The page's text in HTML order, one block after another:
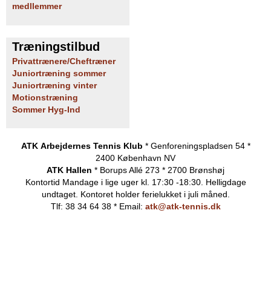
medllemmer
Træningstilbud
Privattrænere/Cheftræner
Juniortræning sommer
Juniortræning vinter
Motionstræning
Sommer Hyg-Ind
ATK Arbejdernes Tennis Klub * Genforeningspladsen 54 *
2400 København NV
ATK Hallen * Borups Allé 273 * 2700 Brønshøj
Kontortid Mandage i lige uger kl. 17:30 -18:30. Helligdage
undtaget.
Kontoret holder ferielukket i juli måned.
Tlf: 38 34 64 38 * Email: atk@atk-tennis.dk